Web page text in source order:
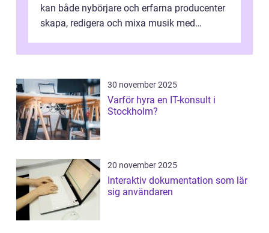
kan både nybörjare och erfarna producenter
skapa, redigera och mixa musik med
30 november 2025
Varför hyra en IT-konsult i
Stockholm?
20 november 2025
Interaktiv dokumentation som lär
sig användaren